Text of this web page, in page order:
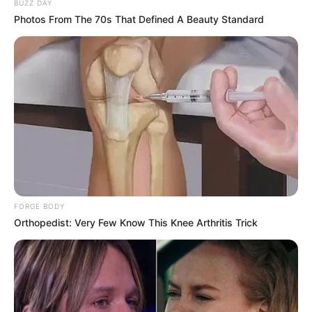
NUMEROS ASTRO QUINTE CHANCE DU JOUR
BUZZ DAY
Photos From The 70s That Defined A Beauty Standard
FORGE BODY
Orthopedist: Very Few Know This Knee Arthritis Trick